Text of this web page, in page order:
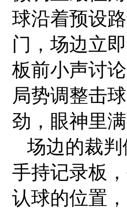
球沿着预设
门，场边立
板前小声讨
局势调整击
劲，眼神里
场边的裁判
手持记录板
认球的位置